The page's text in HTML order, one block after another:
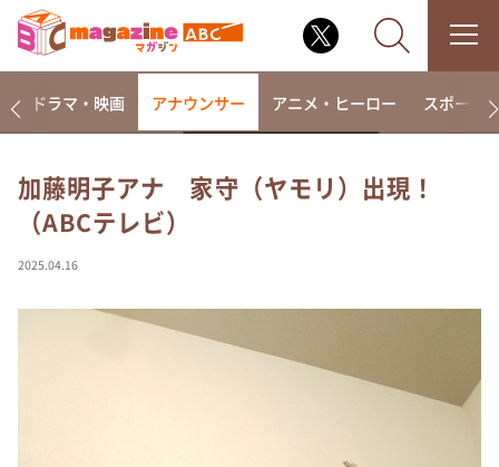
なるみ・岡村の過ぎるTV
相席食堂
～人生密着トークバラエティ！～ やすとものいたっ
ドラマ・映画 アナウンサー アニメ・ヒーロー スポーツ
加藤明子アナ 家守（ヤモリ）出現！
（ABCテレビ）
2025.04.16